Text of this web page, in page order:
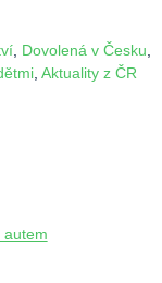
, Dovolená v Česku,
, Aktuality z ČR
autem